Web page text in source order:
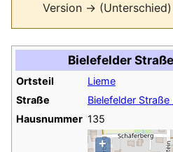
Version → (Unterschied)
Bielefelder
Ortsteil
Lieme
Straße
Bielefelder Straße
Hausnummer 135
+